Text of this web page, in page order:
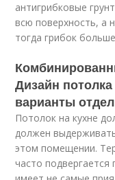
антигрибковые
всю поверхность, а
тогда грибок
Дизайн
варианты
Потолок на кухне
должен
этом помещении.
часто